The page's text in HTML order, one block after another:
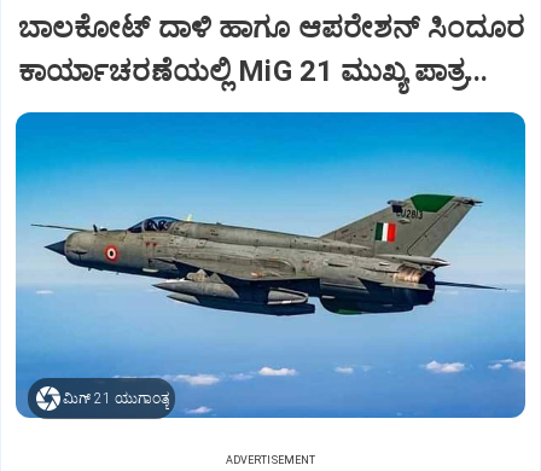
ಬಾಲಕೋಟ್‌ ದಾಳಿ ಹಾಗೂ ಆಪರೇಶನ್‌ ಸಿಂದೂರ
ಕಾರ್ಯಾಚರಣೆಯಲ್ಲಿ MiG 21 ಮುಖ್ಯ ಪಾತ್ರ...
ಮಿಗ್‌ 21 ಯುಗಾಂತ್ಯ
ADVERTISEMENT